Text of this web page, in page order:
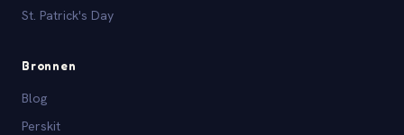
St. Patrick's Day
Bronnen
Blog
Perskit